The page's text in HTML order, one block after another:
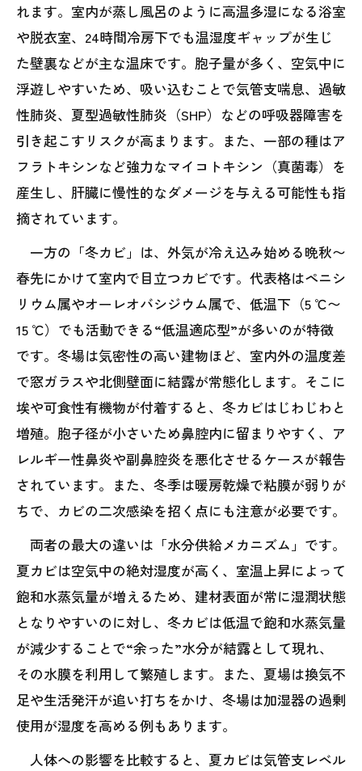
れます。室内が蒸し風呂のように高温多湿になる浴室
や脱衣室、24時間冷房下でも温湿度ギャップが生じ
た壁裏などが主な温床です。胞子量が多く、空気中に
浮遊しやすいため、吸い込むことで気管支喘息、過敏
性肺炎、夏型過敏性肺炎（SHP）などの呼吸器障害を
引き起こすリスクが高まります。また、一部の種はア
フラトキシンなど強力なマイコトキシン（真菌毒）を
産生し、肝臓に慢性的なダメージを与える可能性も指
摘されています。
一方の「冬カビ」は、外気が冷え込み始める晩秋〜
春先にかけて室内で目立つカビです。代表格はペニシ
リウム属やオーレオバシジウム属で、低温下（5 ℃〜
15 ℃）でも活動できる“低温適応型”が多いのが特徴
です。冬場は気密性の高い建物ほど、室内外の温度差
で窓ガラスや北側壁面に結露が常態化します。そこに
埃や可食性有機物が付着すると、冬カビはじわじわと
増殖。胞子径が小さいため鼻腔内に留まりやすく、ア
レルギー性鼻炎や副鼻腔炎を悪化させるケースが報告
されています。また、冬季は暖房乾燥で粘膜が弱りが
ちで、カビの二次感染を招く点にも注意が必要です。
両者の最大の違いは「水分供給メカニズム」です。
夏カビは空気中の絶対湿度が高く、室温上昇によって
飽和水蒸気量が増えるため、建材表面が常に湿潤状態
となりやすいのに対し、冬カビは低温で飽和水蒸気量
が減少することで“余った”水分が結露として現れ、
その水膜を利用して繁殖します。また、夏場は換気不
足や生活発汗が追い打ちをかけ、冬場は加湿器の過剰
使用が湿度を高める例もあります。
人体への影響を比較すると、夏カビは気管支レベル